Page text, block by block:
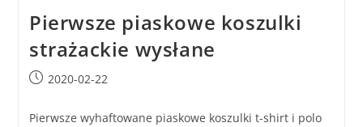
Pierwsze piaskowe koszulki
strażackie wysłane
2020-02-22
Pierwsze wyhaftowane piaskowe koszulki t-shirt i polo